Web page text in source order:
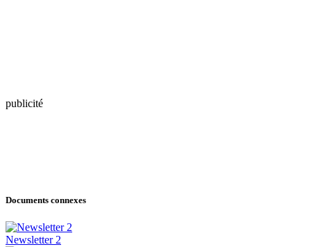
publicité
Documents connexes
Newsletter 2